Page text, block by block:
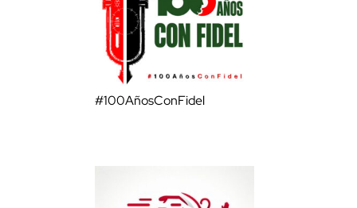
#100AñosConFidel